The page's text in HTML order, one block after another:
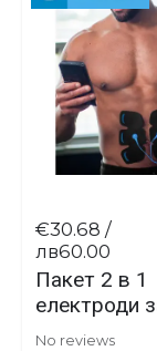
Пакет 2 в 1
електроди
коремни
No reviews
€30.68 /
лв60.00